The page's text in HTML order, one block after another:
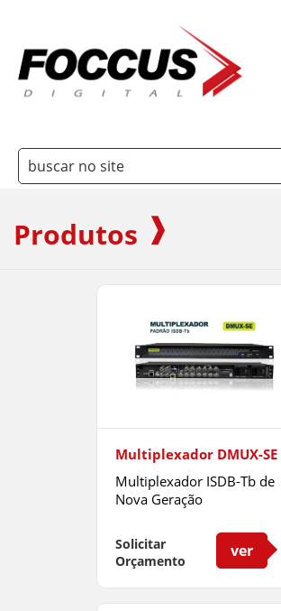
Belden
Dielectric
ERI
GatesAir
Haivision
Sencore
Produtos
Multiplexador DMUX-SE
Multiplexador ISDB-Tb de
Nova Geração
Solicitar
Orçamento
ver